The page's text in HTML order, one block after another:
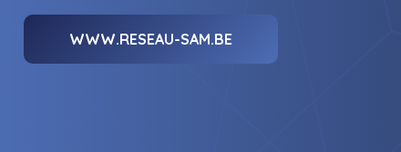
WWW.RESEAU-SAM.BE